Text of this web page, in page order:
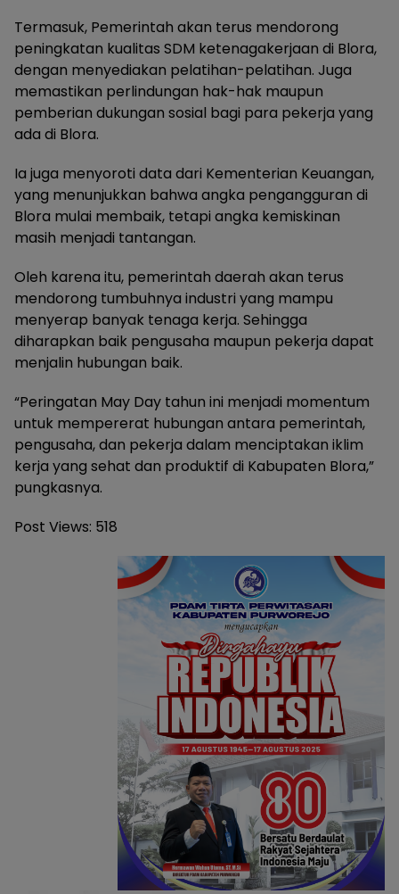
Termasuk, Pemerintah akan terus mendorong
peningkatan kualitas SDM ketenagakerjaan di Blora,
dengan menyediakan pelatihan-pelatihan. Juga
memastikan perlindungan hak-hak maupun
pemberian dukungan sosial bagi para pekerja yang
ada di Blora.
Ia juga menyoroti data dari Kementerian Keuangan,
yang menunjukkan bahwa angka pengangguran di
Blora mulai membaik, tetapi angka kemiskinan
masih menjadi tantangan.
Oleh karena itu, pemerintah daerah akan terus
mendorong tumbuhnya industri yang mampu
menyerap banyak tenaga kerja. Sehingga
diharapkan baik pengusaha maupun pekerja dapat
menjalin hubungan baik.
“Peringatan May Day tahun ini menjadi momentum
untuk mempererat hubungan antara pemerintah,
pengusaha, dan pekerja dalam menciptakan iklim
kerja yang sehat dan produktif di Kabupaten Blora,”
pungkasnya.
Post Views: 518